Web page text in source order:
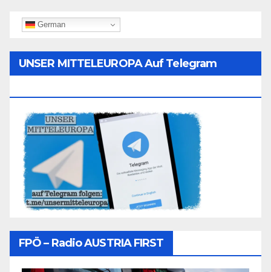
German
UNSER MITTELEUROPA Auf Telegram
FPÖ – Radio AUSTRIA FIRST